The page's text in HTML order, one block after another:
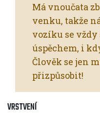
Má vnoučata
venku, takže
vozíku se
úspěchem, i
Člověk se jen
přizpůsobit!
VRSTVENÍ